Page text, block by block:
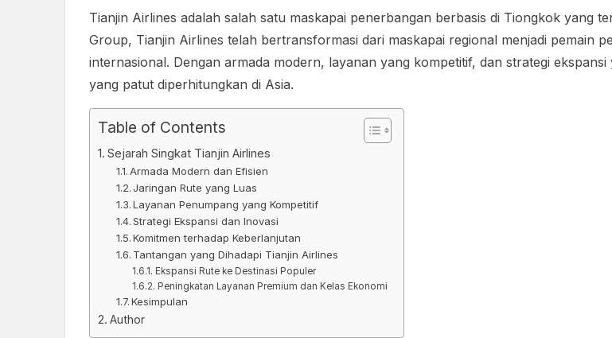
Tianjin Airlines adalah salah satu maskapai penerbangan berbasis di Tiongkok yang
Group, Tianjin Airlines telah bertransformasi dari maskapai regional menjadi pemain
internasional. Dengan armada modern, layanan yang kompetitif, dan strategi
yang patut diperhitungkan di Asia.
Table of Contents
Sejarah Singkat Tianjin Airlines
Armada Modern dan Efisien
Jaringan Rute yang Luas
Layanan Penumpang yang Kompetitif
Strategi Ekspansi dan Inovasi
Komitmen terhadap Keberlanjutan
Tantangan yang Dihadapi Tianjin Airlines
Ekspansi Rute ke Destinasi Populer
Peningkatan Layanan Premium dan Kelas Ekonomi
Kesimpulan
Author